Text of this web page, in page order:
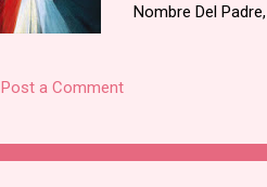
Nombre Del
Padre Nuestro.
el cielo. Danos
como nosotros
Post a Comment